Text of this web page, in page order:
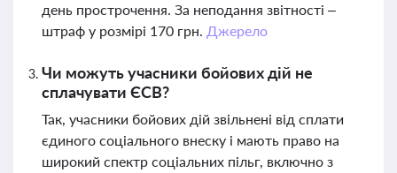
день прострочення. За неподання звітності –
штраф у розмірі 170 грн. Джерело
Чи можуть учасники бойових дій не
сплачувати ЄСВ?
Так, учасники бойових дій звільнені від сплати
єдиного соціального внеску і мають право на
широкий спектр соціальних пільг, включно з